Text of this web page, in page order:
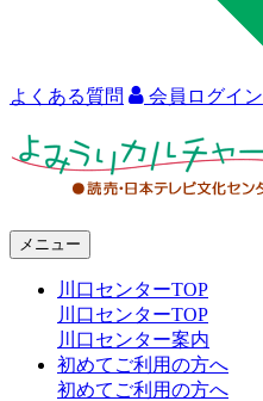
よくある質問 会員ログイン
メニュー
川口センターTOP
川口センターTOP
川口センター案内
初めてご利用の方へ
初めてご利用の方へ